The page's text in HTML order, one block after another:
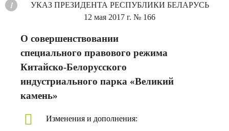
УКАЗ ПРЕЗИДЕНТА РЕСПУБЛИКИ БЕЛАРУСЬ
12 мая 2017 г. № 166
О совершенствовании
специального правового режима
Китайско-Белорусского
индустриального парка «Великий
камень»
Изменения и дополнения: